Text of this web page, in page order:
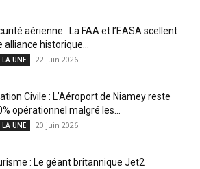
aérienne : La FAA et l’EASA scellent
alliance historique...
LA UNE 22 juin 2026
Civile : L’Aéroport de Niamey reste
opérationnel malgré les...
LA UNE 20 juin 2026
: Le géant britannique Jet2